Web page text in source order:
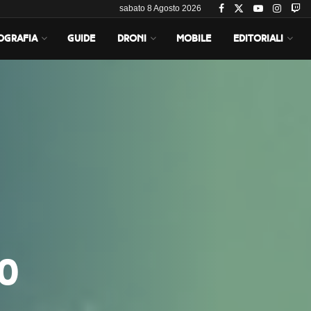
sabato 8 Agosto 2026
GUIDE DRONI MOBILE EDITORIALI